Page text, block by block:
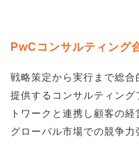
PwCコンサルティング
戦略策定から実行まで総
提供するコンサルティン
トワークと連携し顧客の
グローバル市場での競争力